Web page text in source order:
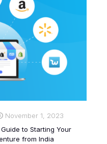
November 1, 2023
to Starting Your
from India